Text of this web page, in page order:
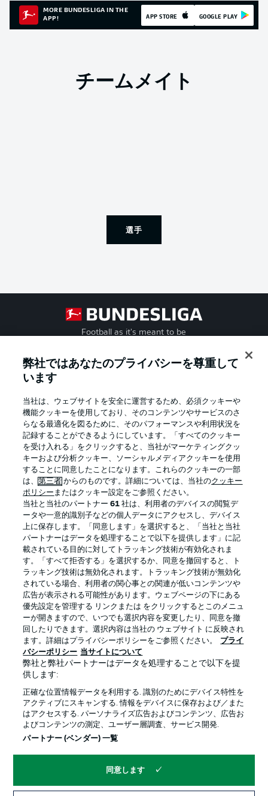
MORE BUNDESLIGA IN THE
APP!
APP STORE GOOGLE PLAY
チームメイト
選手
Football as it's meant to be
Official Partners
プライバシー・ポリシー 優先設定を管理する
利用条件 放送局
求人 選手
当サイトについて
© 2026 Bundesliga-Gruppe GmbH
言語をお選びください
弊社ではあなたのプライバシーを尊重して
います
当社は、ウェブサイトを安全に運営するため、必須クッキーや
機能クッキーを使用しており、そのコンテンツやサービスのさ
らなる最適化を図るために、そのパフォーマンスや利用状況を
記録することができるようにしています。「すべてのクッキー
を受け入れる」をクリックすると、当社がマーケティングクッ
キーおよび分析クッキー、ソーシャルメディアクッキーを使用
することに同意したことになります。これらのクッキーの一部
は、第三者 からのものです。詳細については、当社のクッキー
ポリシー またはクッキー設定をご参照ください。
当社と当社のパートナー61 社は、利用者のデバイスの閲覧デ
ータや一意的識別子などの個人データにアクセスし、デバイス
上に保存します。「同意します」を選択すると、「当社と当社
パートナーはデータを処理することで以下を提供します」に記
載されている目的に対してトラッキング技術が有効化されま
す。「すべて拒否する」を選択するか、同意を撤回すると、ト
ラッキング技術は無効化されます。トラッキング技術が無効化
されている場合、利用者の関心事との関連が低いコンテンツや
広告が表示される可能性があります。ウェブページの下にある
優先設定を管理する リンクまたは をクリックするとこのメニュ
ーが開きますので、いつでも選択内容を変更したり、同意を撤
回したりできます。選択内容は当社の ウェブサイト に反映され
ます。詳細はプライバシーポリシーをご参照ください。
プライ
バシーポリシー 当サイトについて
弊社と弊社パートナーはデータを処理することで以下を提
供します:
正確な位置情報データを利用する. 識別のためにデバイス特性を
アクティブにスキャンする. 情報をデバイスに保存および／また
はアクセスする. パーソナライズ広告およびコンテンツ、広告お
よびコンテンツの測定、ユーザー層調査、サービス開発.
パートナー (ベンダー) 一覧
同意します